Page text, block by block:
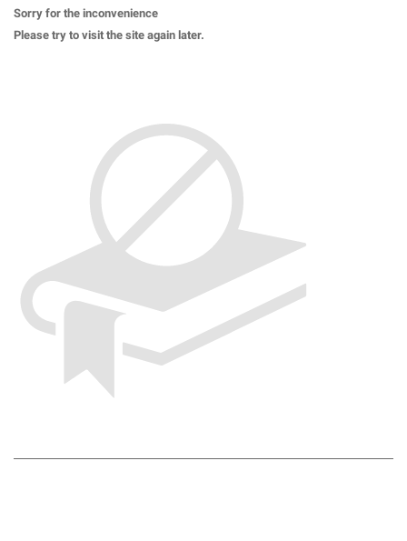
Sorry for the inconvenience
Please try to visit the site again later.